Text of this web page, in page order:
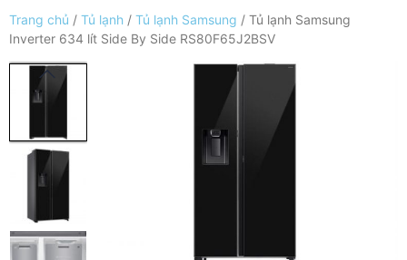
Trang chủ / Tủ lạnh / Tủ lạnh Samsung / Tủ lạnh Samsung
Inverter 634 lít Side By Side RS80F65J2BSV